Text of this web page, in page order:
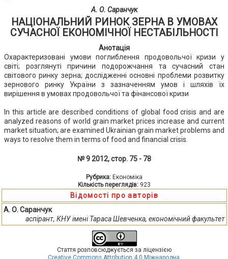
А. О. Саранчук
НАЦІОНАЛЬНИЙ РИНОК ЗЕРНА В УМОВАХ
СУЧАСНОЇ ЕКОНОМІЧНОЇ НЕСТАБІЛЬНОСТІ
Анотація
Охарактеризовані умови поглиблення продовольчої кризи у
світі; розглянуті причини подорожчання та сучасний стан
світового ринку зерна; дослідженні основні проблеми розвитку
зернового ринку України з зазначенням умов і шляхів їх
вирішення в умовах продовольчої та фінансової кризи
In this article are described conditions of global food crisis and are
analyzed reasons of world grain market prices increase and current
market situation; are examined Ukrainian grain market problems and
ways to resolve them in terms of food and financial crisis.
№ 9 2012, стор. 75 - 78
Рубрика: Економіка
Кількість переглядів: 923
Відомості про авторів
А. О. Саранчук
аспірант, КНУ імені Тараса Шевченка, економічний факультет
Стаття розповсюджується за ліцензією
Creative Commons Attribution 4.0 Міжнародна